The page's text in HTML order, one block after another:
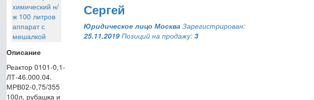
Описание
Реактор 0101-0,1-
ЛТ-46.000.04.
МРВ02-0,75/355
100л, рубашка и
Сергей
Юридическое лицо Москва Зарегистрирован:
25.11.2019 Позиций на продажу: 3